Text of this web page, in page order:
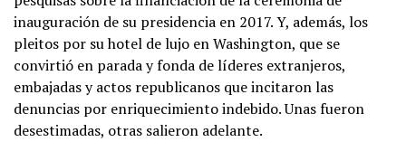
inauguración de su presidencia en 2017. Y, además, los
pleitos por su hotel de lujo en Washington, que se
convirtió en parada y fonda de líderes extranjeros,
embajadas y actos republicanos que incitaron las
denuncias por enriquecimiento indebido. Unas fueron
desestimadas, otras salieron adelante.